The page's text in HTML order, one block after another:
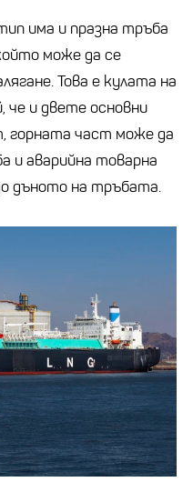
има и празна тръба
може да се
Това е кулата на
че и двете основни
горната част може да
и аварийна товарна
дъното на тръбата.